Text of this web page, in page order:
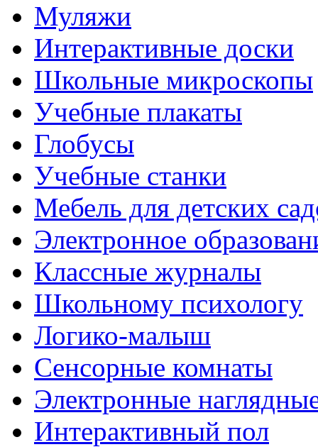
Муляжи
Интерактивные доски
Школьные микроскопы
Учебные плакаты
Глобусы
Учебные станки
Мебель для детских
Электронное
Классные журналы
Школьному психологу
Логико-малыш
Сенсорные комнаты
Электронные
Интерактивный пол